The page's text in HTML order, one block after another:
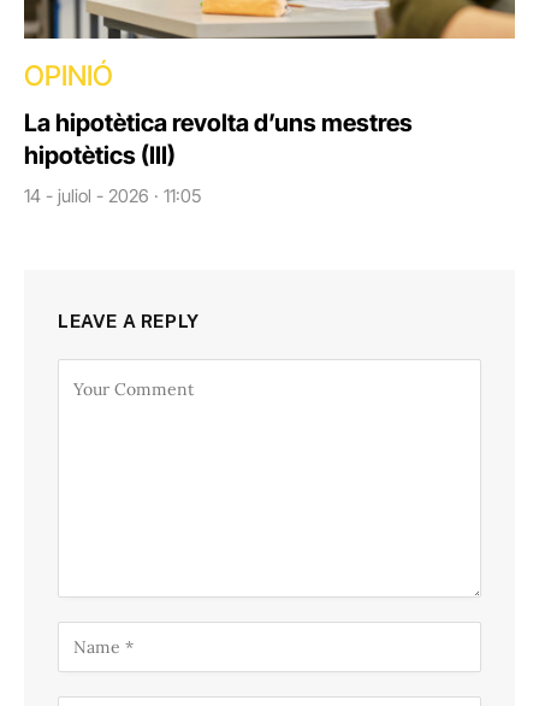
OPINIÓ
La hipotètica revolta d’uns mestres
hipotètics (III)
14 - juliol - 2026 · 11:05
LEAVE A REPLY